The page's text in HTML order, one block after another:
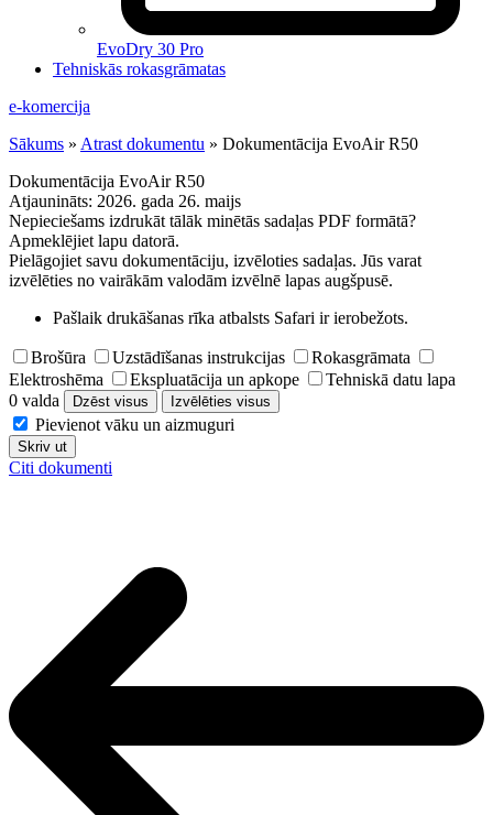
EvoDry 30 Pro
Tehniskās rokasgrāmatas
e-komercija
Sākums » Atrast dokumentu » Dokumentācija EvoAir R50
Dokumentācija EvoAir R50
Atjaunināts: 2026. gada 26. maijs
Nepieciešams izdrukāt tālāk minētās sadaļas PDF formātā?
Apmeklējiet lapu datorā.
Pielāgojiet savu dokumentāciju, izvēloties sadaļas. Jūs varat
izvēlēties no vairākām valodām izvēlnē lapas augšpusē.
Pašlaik drukāšanas rīka atbalsts Safari ir ierobežots.
Brošūra Uzstādīšanas instrukcijas
Rokasgrāmata
Elektroshēma
Ekspluatācija un apkope
Tehniskā datu lapa
0 valda
Dzēst visus Izvēlēties visus
Pievienot vāku un aizmuguri
Skriv ut
Citi dokumenti